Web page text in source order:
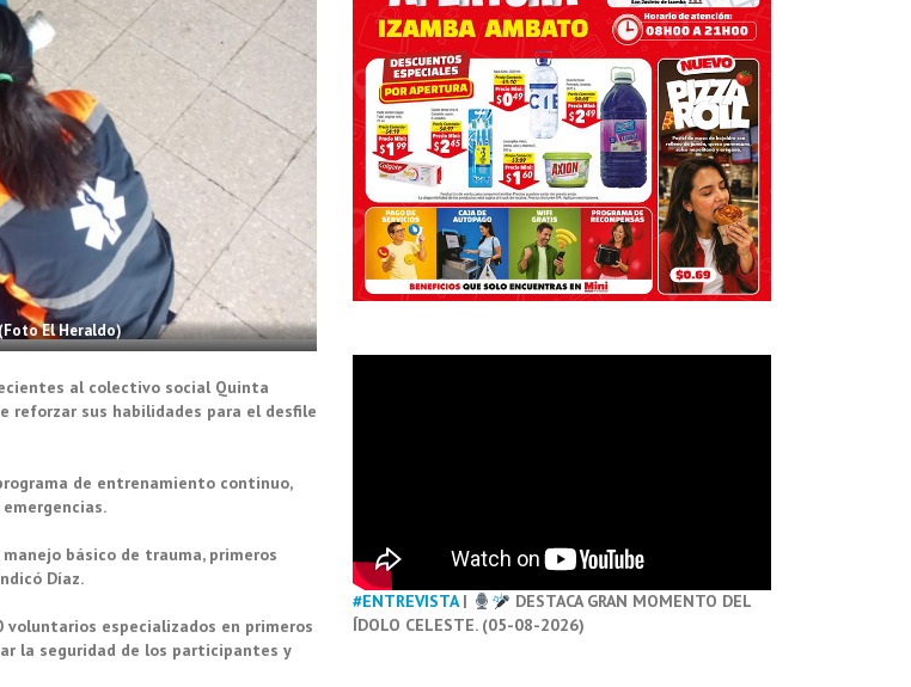
El Heraldo)
al colectivo social Quinta
reforzar sus habilidades para el desfile
de entrenamiento continuo,
básico de trauma, primeros
Díaz.
especializados en primeros
la seguridad de los participantes y
#ENTREVISTA|
DESTACA GRAN MOMENTO DEL
ÍDOLO CELESTE. (05-08-2026)